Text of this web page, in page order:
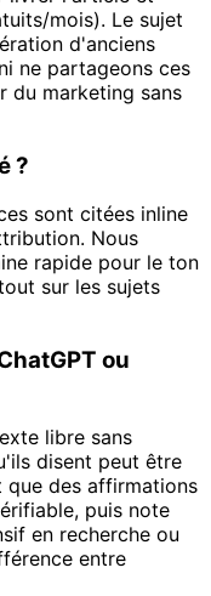
mois). Le sujet
d'anciens
ne partageons ces
du marketing sans
?
sont citées inline
Nous
rapide pour le ton
sur les sujets
ou
libre sans
disent peut être
que des affirmations
puis note
en recherche ou
entre